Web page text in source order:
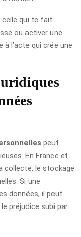
celle qui te fait
ou activer une
l’acte qui crée une
peut
En France et
collecte, le stockage
Si une
données, il peut
préjudice subi par